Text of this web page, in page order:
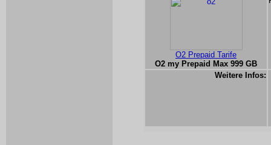
O2 Prepaid Tarife
O2 my Prepaid Max 999 GB
Weitere Infos: